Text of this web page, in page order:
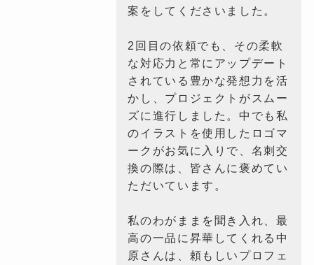
案をしてくださいました。
2回目の依頼でも、その柔軟
な対応力と常にアップデート
されている豊かな発想力を活
かし、プロジェクトがスムー
ズに進行しました。中でも私
のイラストを使用したロゴマ
ークがお気に入りで、名刺交
換の際は、皆さんに褒めてい
ただいています。
私のわがままを聞き入れ、最
高の一品に昇華してくれる中
原さんは、頼もしいプロフェ